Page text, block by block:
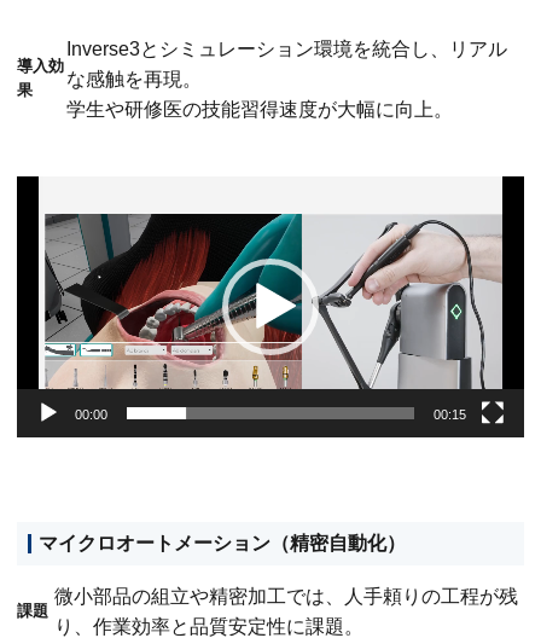
導入効
果
Inverse3とシミュレーション環境を統合し、リアル
な感触を再現。
学生や研修医の技能習得速度が大幅に向上。
00:00 00:15
マイクロオートメーション（精密自動化）
課題
微小部品の組立や精密加工では、人手頼りの工程が残
り、作業効率と品質安定性に課題。